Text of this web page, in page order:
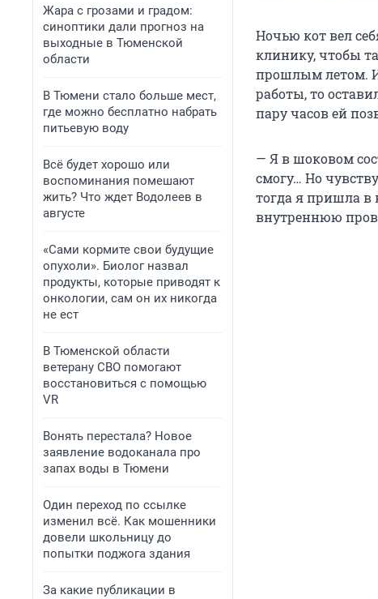
Жара с грозами и градом:
синоптики дали прогноз на
выходные в Тюменской
области
В Тюмени стало больше мест,
где можно бесплатно набрать
питьевую воду
Всё будет хорошо или
воспоминания помешают
жить? Что ждет Водолеев в
августе
«Сами кормите свои будущие
опухоли». Биолог назвал
продукты, которые приводят к
онкологии, сам он их никогда
не ест
В Тюменской области
ветерану СВО помогают
восстановиться с помощью
VR
Вонять перестала? Новое
заявление водоканала про
запах воды в Тюмени
Один переход по ссылке
изменил всё. Как мошенники
довели школьницу до
попытки поджога здания
За какие публикации в
Ночью кот вел
клинику, чтобы
прошлым летом. И
работы, то
пару часов ей
— Я в шоковом
смогу… Но
тогда я пришла в
внутреннюю